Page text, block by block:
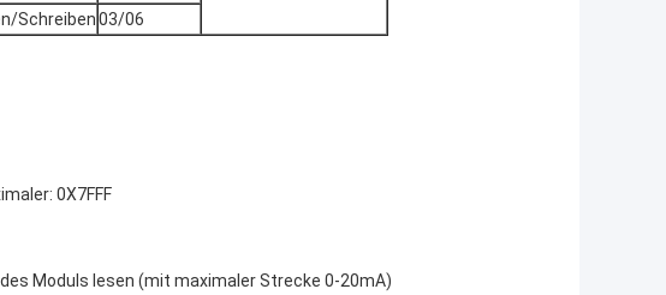
Schreiben03/06
0X7FFF
Moduls lesen (mit maximaler Strecke 0-20mA)